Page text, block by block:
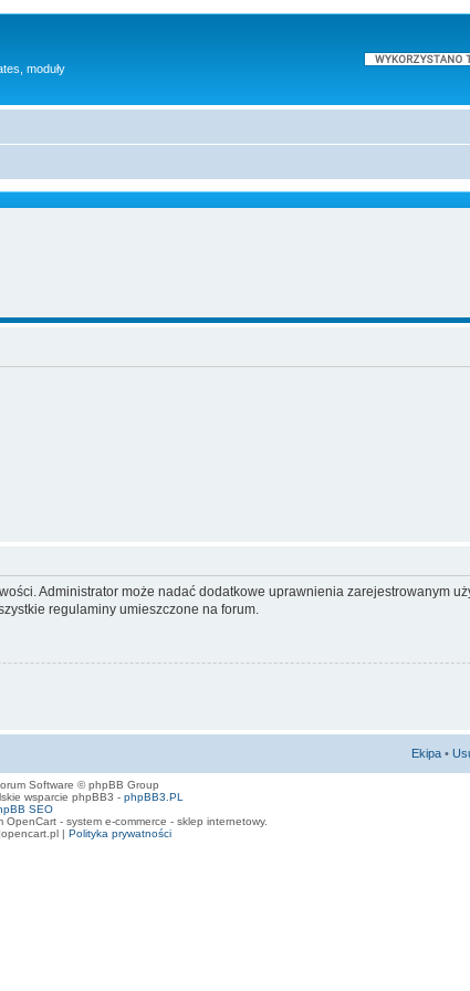
moduły
Administrator może nadać dodatkowe uprawnienia zarejestrowanym
regulaminy umieszczone na forum.
Ekipa •
Software © phpBB Group
wsparcie phpBB3 - phpBB3.PL
SEO
- system e-commerce - sklep internetowy.
| Polityka prywatności